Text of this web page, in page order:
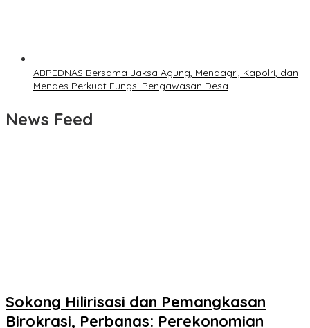
ABPEDNAS Bersama Jaksa Agung, Mendagri, Kapolri, dan
Mendes Perkuat Fungsi Pengawasan Desa
News Feed
Sokong Hilirisasi dan Pemangkasan
Birokrasi, Perbanas: Perekonomian